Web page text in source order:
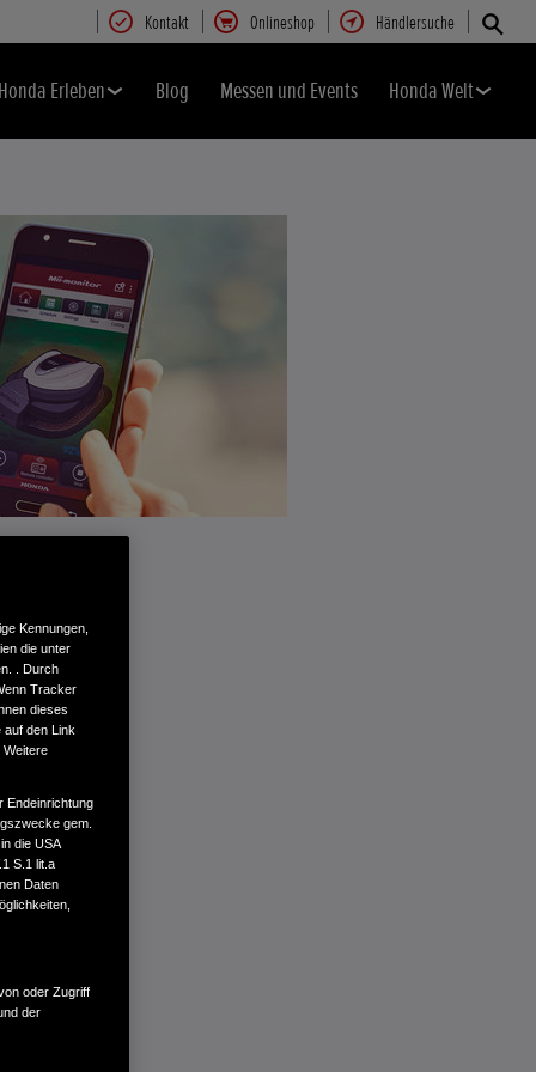
Kontakt Onlineshop Händlersuche
Honda Erleben Blog Messen und Events Honda Welt
Kennungen,
die unter
. Durch
Tracker
dieses
auf den Link
Weitere
Endeinrichtung
gem.
die USA
S.1 lit.a
Daten
oder Zugriff
der